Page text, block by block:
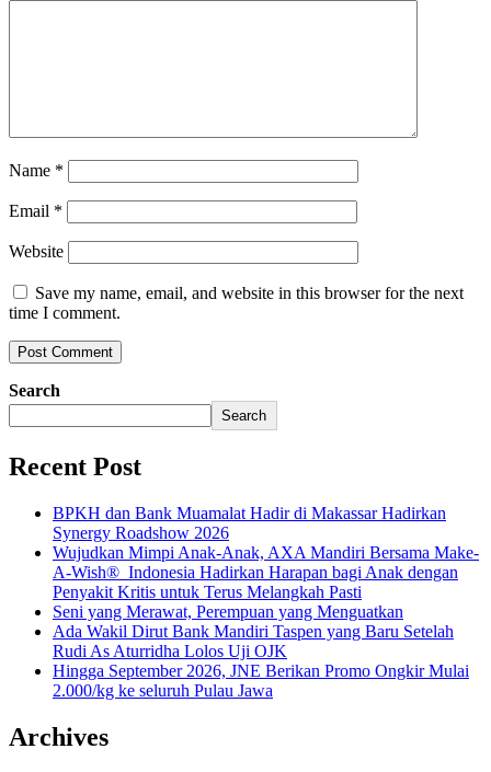
Name *
Email *
Website
Save my name, email, and website in this browser for the next
time I comment.
Search
Search
Recent Post
BPKH dan Bank Muamalat Hadir di Makassar Hadirkan
Synergy Roadshow 2026
Wujudkan Mimpi Anak-Anak, AXA Mandiri Bersama Make-
A-Wish® Indonesia Hadirkan Harapan bagi Anak dengan
Penyakit Kritis untuk Terus Melangkah Pasti
Seni yang Merawat, Perempuan yang Menguatkan
Ada Wakil Dirut Bank Mandiri Taspen yang Baru Setelah
Rudi As Aturridha Lolos Uji OJK
Hingga September 2026, JNE Berikan Promo Ongkir Mulai
2.000/kg ke seluruh Pulau Jawa
Archives